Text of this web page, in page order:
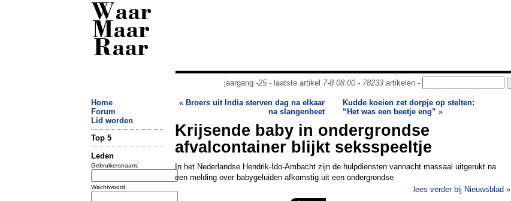
Waar
Maar
Raar
jaargang -25- laatste artikel 7-8 08:00- 78233artikelen -
Home
Forum
Lid worden
Top 5
Leden
Gebruikersnaam:
Wachtwoord:
« Broers uit India sterven dag na elkaar
na slangenbeet
Kudde koeien zet dorpje op stelten:
“Het was een beetje eng” »
Krijsende baby in ondergrondse
afvalcontainer blijkt seksspeeltje
In het Nederlandse Hendrik-Ido-Ambacht zijn de hulpdiensten vannacht massaal uitgerukt na
een melding over babygeluiden afkomstig uit een ondergrondse
lees verder bij Nieuwsblad »